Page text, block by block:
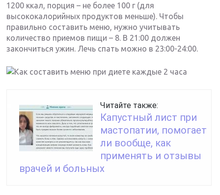
1200 ккал, порция – не более 100 г (для
высококалорийных продуктов меньше). Чтобы
правильно составить меню, нужно учитывать
количество приемов пищи – 8. В 21:00 должен
закончиться ужин. Лечь спать можно в 23:00-24:00.
Читайте также:
Капустный лист при
мастопатии, помогает
ли вообще, как
применять и отзывы
врачей и больных